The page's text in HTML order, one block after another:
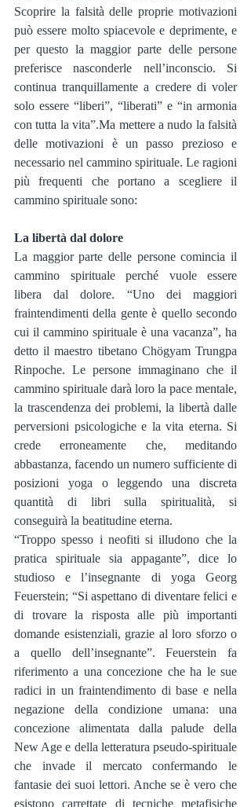
Scoprire la falsità delle proprie motivazioni
può essere molto spiacevole e deprimente, e
per questo la maggior parte delle persone
preferisce nasconderle nell’inconscio. Si
continua tranquillamente a credere di voler
solo essere “liberi”, “liberati” e “in armonia
con tutta la vita”.Ma mettere a nudo la falsità
delle motivazioni è un passo prezioso e
necessario nel cammino spirituale. Le ragioni
più frequenti che portano a scegliere il
cammino spirituale sono:
La libertà dal dolore
La maggior parte delle persone comincia il
cammino spirituale perché vuole essere
libera dal dolore. “Uno dei maggiori
fraintendimenti della gente è quello secondo
cui il cammino spirituale è una vacanza”, ha
detto il maestro tibetano Chögyam Trungpa
Rinpoche. Le persone immaginano che il
cammino spirituale darà loro la pace mentale,
la trascendenza dei problemi, la libertà dalle
perversioni psicologiche e la vita eterna. Si
crede erroneamente che, meditando
abbastanza, facendo un numero sufficiente di
posizioni yoga o leggendo una discreta
quantità di libri sulla spiritualità, si
conseguirà la beatitudine eterna.
“Troppo spesso i neofiti si illudono che la
pratica spirituale sia appagante”, dice lo
studioso e l’insegnante di yoga Georg
Feuerstein; “Si aspettano di diventare felici e
di trovare la risposta alle più importanti
domande esistenziali, grazie al loro sforzo o
a quello dell’insegnante”. Feuerstein fa
riferimento a una concezione che ha le sue
radici in un fraintendimento di base e nella
negazione della condizione umana: una
concezione alimentata dalla palude della
New Age e della letteratura pseudo-spirituale
che invade il mercato confermando le
fantasie dei suoi lettori. Anche se è vero che
esistono carrettate di tecniche metafisiche